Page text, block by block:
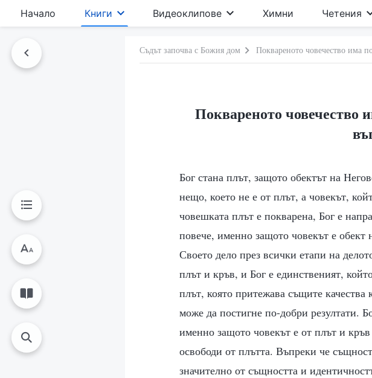
Начало Книги Видеоклипове Химни Четения
Съдът започва с Божия дом Поквареното човечество има
Поквареното човечество
Бог стана плът, защото обектът на
нещо, което не е от плът, а човекът,
човешката плът е покварена, Бог е
повече, именно защото човекът е обект
Своето дело през всички етапи на
плът и кръв, и Бог е единственият,
плът, която притежава същите
може да постигне по-добри резултати.
именно защото човекът е от плът и
освободи от плътта. Въпреки че
значително от същността и